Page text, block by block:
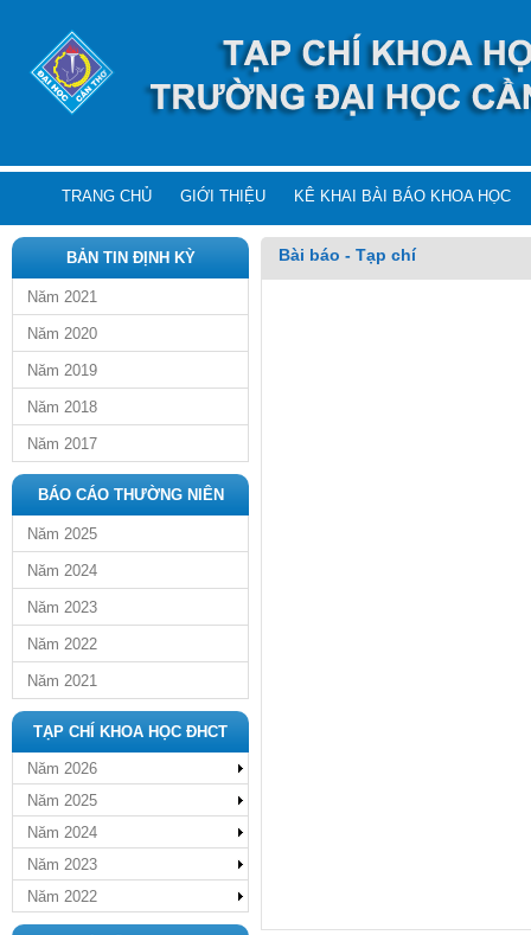
TRANG CHỦ GIỚI THIỆU KÊ KHAI BÀI BÁO KHOA HỌC
BẢN TIN ĐỊNH KỲ
Năm 2021
Năm 2020
Năm 2019
Năm 2018
Năm 2017
BÁO CÁO THƯỜNG NIÊN
Năm 2025
Năm 2024
Năm 2023
Năm 2022
Năm 2021
TẠP CHÍ KHOA HỌC ĐHCT
Năm 2026
Năm 2025
Năm 2024
Năm 2023
Năm 2022
Bài báo - Tạp chí